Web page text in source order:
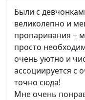
Были с
великолепно и
пропаривания +
просто
очень уютно и
ассоциируется с
точно сюда!
Мне очень